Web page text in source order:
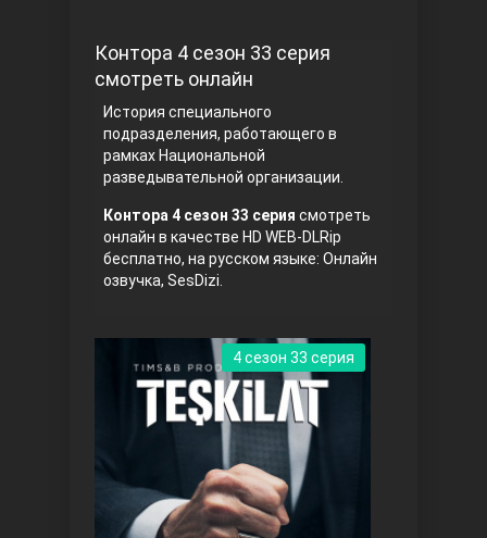
Правосyдие
Любовь напрокат
Контора 4 сезон 33 серия
смотреть онлайн
История специального
подразделения, работающего в
рамках Национальной
разведывательной организации.
Контора 4 сезон 33 серия смотреть
онлайн в качестве HD WEB-DLRip
бесплатно, на русском языке: Онлайн
озвучка, SesDizi.
4 сезон 33 серия